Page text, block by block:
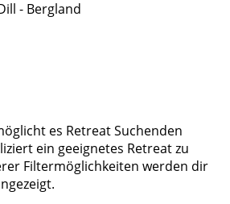
- Bergland
es Retreat Suchenden
ein geeignetes Retreat zu
Filtermöglichkeiten werden dir